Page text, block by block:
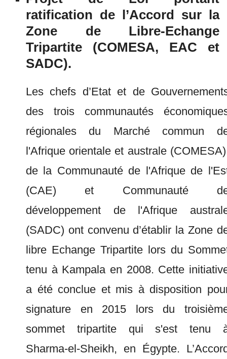
ratification de l’Accord sur la
Zone de Libre-Echange
Tripartite (COMESA, EAC et
SADC).
Les chefs d’Etat et de
des trois communautés
régionales du Marché commun
l'Afrique orientale et australe
de la Communauté de l'Afrique de
(CAE) et Communauté
développement de l'Afrique
(SADC) ont convenu d’établir la Zone
libre Echange Tripartite lors du
tenu à Kampala en 2008. Cette
a été conclue et mis à disposition
signature en 2015 lors du
sommet tripartite qui s'est tenu
Sharma-el-Sheikh, en Égypte.